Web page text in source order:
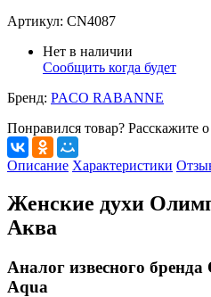
Артикул: CN4087
Нет в наличии
Сообщить когда будет
Бренд: PACO RABANNE
Понравился товар? Расскажите
Описание Характеристики
Женские духи
Аква
Аналог извесного
Aqua